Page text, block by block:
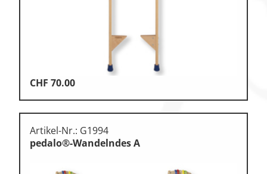
CHF 70.00
Artikel-Nr.: G1994
pedalo®-Wandelndes A